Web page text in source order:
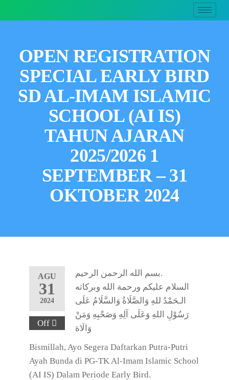
OPEN REGISTRATION
SPECIAL EARLY BIRD
SD AL-IMAM ISLAMIC
SCHOOL (AI IS)
TAHUN AJARAN
2025/2026 1
SEPTEMBER – 31
OKTOBER 2024
AGU
31
2024
Off
بسم الله الرحمن الرحيم.
السلام عليكم ورحمة الله وبركاته
الـحَمْدُ للهِ وَالصَّلَاةُ وَالسَّلَامُ عَلَى
رَسُوْلِ اللهِ وَعَلَى آلِهِ وَصَحْبِهِ وَمَنْ
وَالَاهَ
Bismillah, Ayo Segera Daftarkan Putra-Putri
Ayah Bunda di PG-TK Al-Imam Islamic School
(AI IS) Dalam Periode Early Bird.